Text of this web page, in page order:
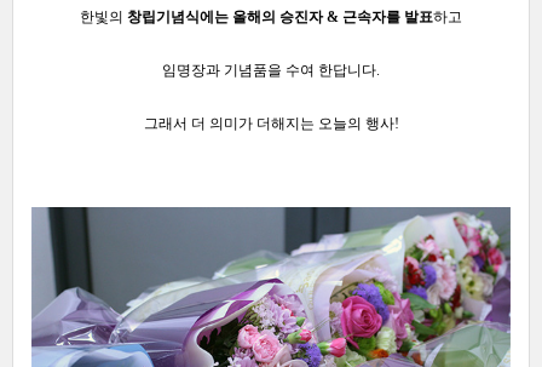
한빛의 창립기념식에는 올해의 승진자 & 근속자를 발표하고
임명장과 기념품을 수여 한답니다.
그래서 더 의미가 더해지는 오늘의 행사!